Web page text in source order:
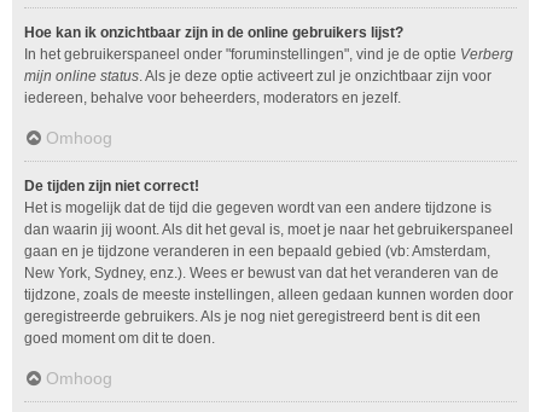
Hoe kan ik onzichtbaar zijn in de online gebruikers lijst?
In het gebruikerspaneel onder "foruminstellingen", vind je de optie Verberg
mijn online status. Als je deze optie activeert zul je onzichtbaar zijn voor
iedereen, behalve voor beheerders, moderators en jezelf.
Omhoog
De tijden zijn niet correct!
Het is mogelijk dat de tijd die gegeven wordt van een andere tijdzone is
dan waarin jij woont. Als dit het geval is, moet je naar het gebruikerspaneel
gaan en je tijdzone veranderen in een bepaald gebied (vb: Amsterdam,
New York, Sydney, enz.). Wees er bewust van dat het veranderen van de
tijdzone, zoals de meeste instellingen, alleen gedaan kunnen worden door
geregistreerde gebruikers. Als je nog niet geregistreerd bent is dit een
goed moment om dit te doen.
Omhoog